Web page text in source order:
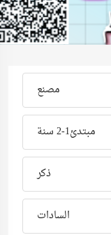
مصنع
مبتدئ1-2 سنة
ذكر
السادات